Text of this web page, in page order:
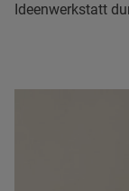
Ideenwerkstatt